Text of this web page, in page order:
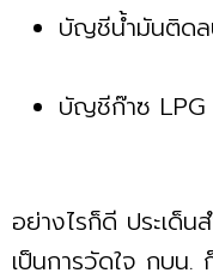
บัญชีน้ำมันติด
บัญชีก๊าซ
อย่างไรก็ดี ประเด็
เป็นการวัดใจ กบน.